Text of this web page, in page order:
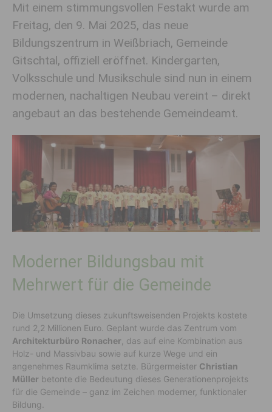
Mit einem stimmungsvollen Festakt wurde am
Freitag, den 9. Mai 2025, das neue
Bildungszentrum in Weißbriach, Gemeinde
Gitschtal, offiziell eröffnet. Kindergarten,
Volksschule und Musikschule sind nun in einem
modernen, nachaltigen Neubau vereint – direkt
angebaut an das bestehende Gemeindeamt.
Moderner Bildungsbau mit
Mehrwert für die Gemeinde
Die Umsetzung dieses zukunftsweisenden Projekts kostete
rund 2,2 Millionen Euro. Geplant wurde das Zentrum vom
Architekturbüro Ronacher , das auf eine Kombination aus
Holz- und Massivbau sowie auf kurze Wege und ein
angenehmes Raumklima setzte. Bürgermeister Christian
Müller betonte die Bedeutung dieses Generationenprojekts
für die Gemeinde – ganz im Zeichen moderner, funktionaler
Bildung.